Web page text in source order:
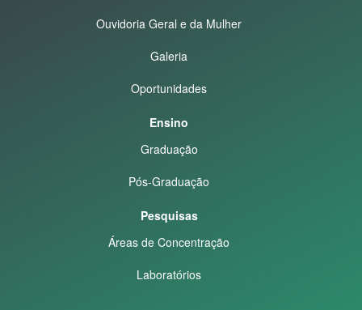
Ouvidoria Geral e da Mulher
Galeria
Oportunidades
Ensino
Graduação
Pós-Graduação
Pesquisas
Áreas de Concentração
Laboratórios